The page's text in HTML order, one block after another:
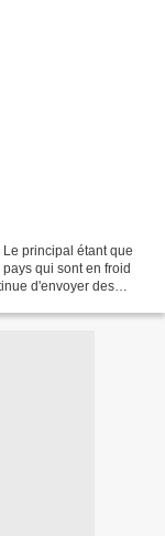
principal étant que
qui sont en froid
d'envoyer des